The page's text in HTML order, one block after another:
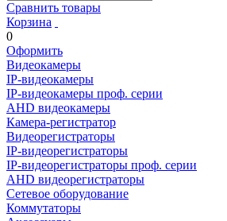
Сравнить товары
Корзина
0
Оформить
Видеокамеры
IP-видеокамеры
IP-видеокамеры проф. серии
AHD видеокамеры
Камера-регистратор
Видеорегистраторы
IP-видеорегистраторы
IP-видеорегистраторы проф. серии
AHD видеорегистраторы
Сетевое оборудование
Коммутаторы